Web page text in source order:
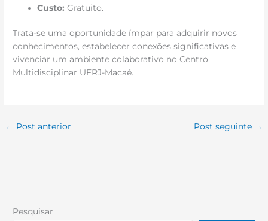
Custo: Gratuito.
Trata-se uma oportunidade ímpar para adquirir novos
conhecimentos, estabelecer conexões significativas e
vivenciar um ambiente colaborativo no Centro
Multidisciplinar UFRJ-Macaé.
← Post anterior Post seguinte →
Pesquisar